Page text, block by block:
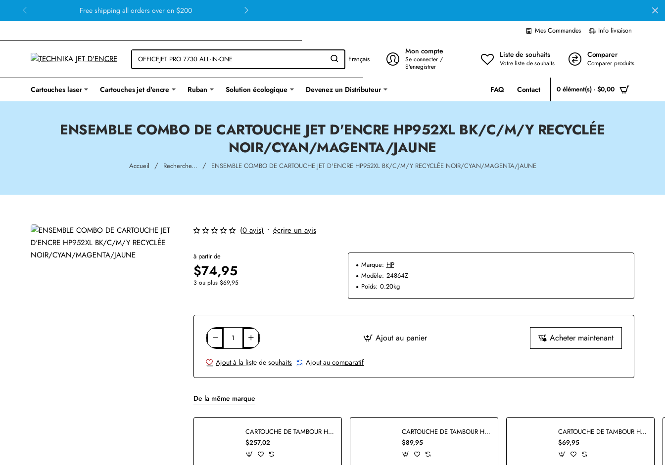
Free shipping all orders over on $200
Mes Commandes Info livraison
Français
Mon compte
Se connecter /
S'enregistrer
Liste de souhaits
Votre liste de souhaits
Comparer
Comparer produits
Cartouches laser Cartouches jet d'encre Ruban Solution écologique Devenez un Distributeur FAQ Contact 0 élément(s) - $0,00
ENSEMBLE COMBO DE CARTOUCHE JET D'ENCRE HP952XL BK/C/M/Y RECYCLÉE
NOIR/CYAN/MAGENTA/JAUNE
AccueilhomeRecherche... ENSEMBLE COMBO DE CARTOUCHE JET D'ENCRE HP952XL BK/C/M/Y RECYCLÉE NOIR/CYAN/MAGENTA/JAUNE
(0 avis) • écrire un avis
à partir de
$74,95
3 ou plus $69,95
Marque: HP
Modèle: 24864Z
Poids: 0.20kg
Ajout au panier Acheter maintenant
Ajout à la liste de souhaits Ajout au comparatif
De la même marque
CARTOUCHE DE TAMBOUR HP C9704A ORIGINALE
$257,02
CARTOUCHE DE TAMBOUR HP126A CE314A RECYCLÉE
$89,95
CARTOUCHE DE TAMBOUR HP19A CF219A COMPATIBLE
$69,95